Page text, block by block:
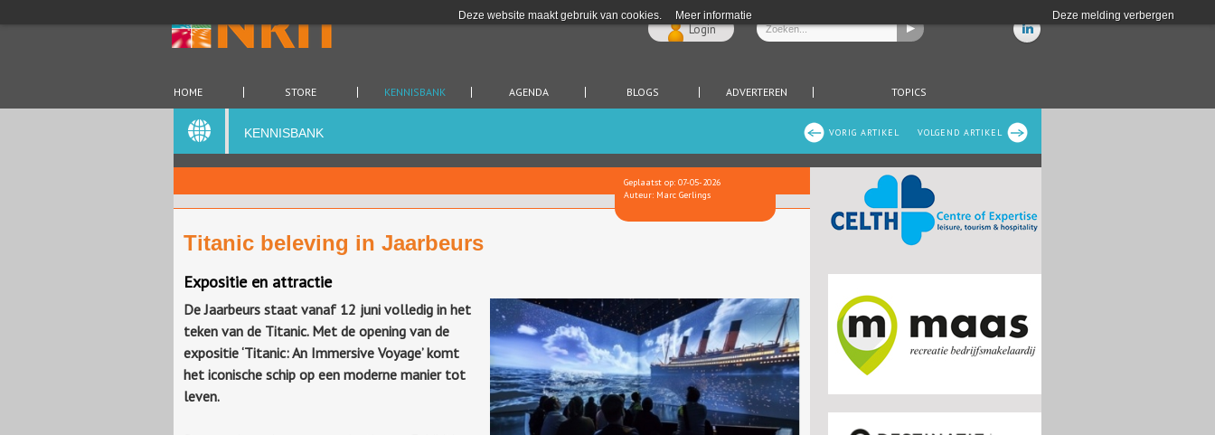
Deze website maakt gebruik van cookies. Meer informatie Deze melding verbergen
Login
HOME STORE KENNISBANK AGENDA BLOGS ADVERTEREN TOPICS
VOLGEND ARTIKEL
VORIG ARTIKEL
KENNISBANK
Geplaatst op: 07-05-2026
Auteur: Marc Gerlings
Titanic beleving in Jaarbeurs
Expositie en attractie
De Jaarbeurs staat vanaf 12 juni volledig in het
teken van de Titanic. Met de opening van de
expositie ‘Titanic: An Immersive Voyage’ komt
het iconische schip op een moderne manier tot
leven.